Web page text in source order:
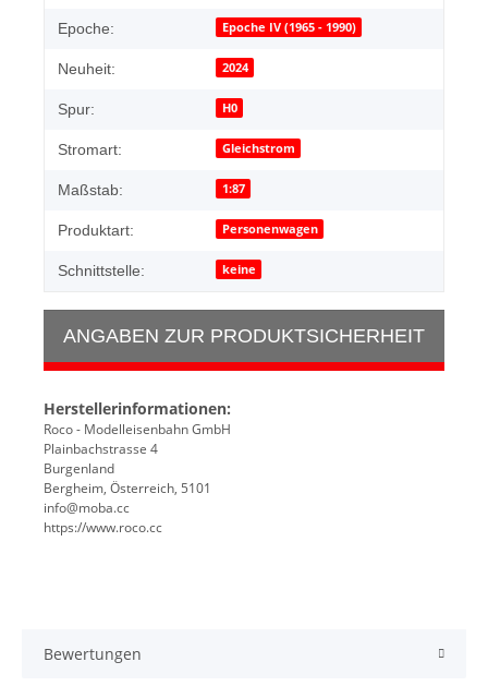
Epoche: Epoche IV (1965 - 1990)
Neuheit: 2024
Spur: H0
Stromart: Gleichstrom
Maßstab: 1:87
Produktart: Personenwagen
Schnittstelle: keine
ANGABEN ZUR PRODUKTSICHERHEIT
Herstellerinformationen:
Roco - Modelleisenbahn GmbH
Plainbachstrasse 4
Burgenland
Bergheim, Österreich, 5101
info@moba.cc
https://www.roco.cc
Bewertungen